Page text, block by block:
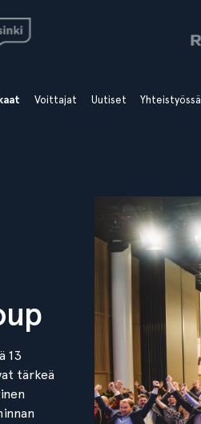
Voittajat Uutiset Yhteistyössä
13
tärkeä